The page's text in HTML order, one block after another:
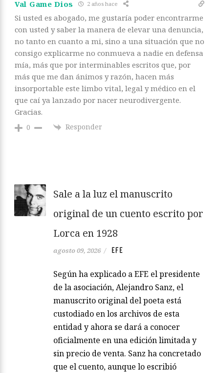
Val Game Dios 2 años hace
Si usted es abogado, me gustaría poder encontrarme
con usted y saber la manera de elevar una denuncia,
no tanto en cuanto a mi, sino a una situación que no
consigo explicarme no conmueva a nadie en defensa
mía, más que por interminables escritos que, por
más que me dan ánimos y razón, hacen más
insorportable este limbo vital, legal y médico en el
que caí ya lanzado por nacer neurodivergente.
Gracias.
0 Responder
Sale a la luz el manuscrito
original de un cuento escrito por
Lorca en 1928
agosto 09, 2026 / EFE
Según ha explicado a EFE el presidente
de la asociación, Alejandro Sanz, el
manuscrito original del poeta está
custodiado en los archivos de esta
entidad y ahora se dará a conocer
oficialmente en una edición limitada y
sin precio de venta. Sanz ha concretado
que el cuento, aunque lo escribió